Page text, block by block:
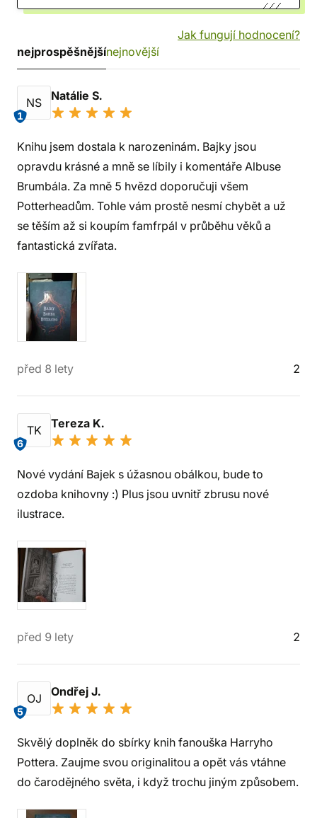
Jak fungují hodnocení?
nejprospěšnějšínejnovější
NS
1
Natálie S.
Knihu jsem dostala k narozeninám. Bajky jsou
opravdu krásné a mně se líbily i komentáře Albuse
Brumbála. Za mně 5 hvězd doporučuji všem
Potterheadům. Tohle vám prostě nesmí chybět a už
se těším až si koupím famfrpál v průběhu věků a
fantastická zvířata.
před 8 lety 2
TK
6
Tereza K.
Nové vydání Bajek s úžasnou obálkou, bude to
ozdoba knihovny :) Plus jsou uvnitř zbrusu nové
ilustrace.
před 9 lety 2
OJ
5
Ondřej J.
Skvělý doplněk do sbírky knih fanouška Harryho
Pottera. Zaujme svou originalitou a opět vás vtáhne
do čarodějného světa, i když trochu jiným způsobem.